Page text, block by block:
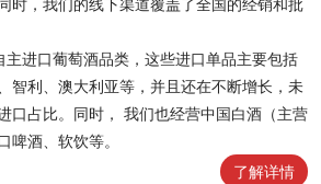
进口葡萄酒品类，这些进口单品主要包括
智利、澳大利亚等，并且还在不断增长，未
口占比。同时， 我们也经营中国白酒（主营
啤酒、软饮等。
了解详情